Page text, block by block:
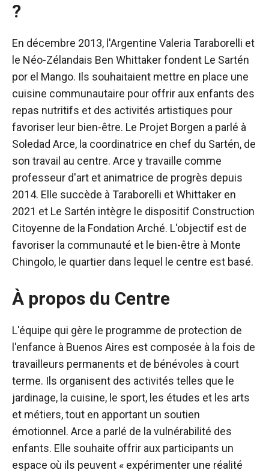
?
En décembre 2013, l'Argentine Valeria Taraborelli et
le Néo-Zélandais Ben Whittaker fondent Le Sartén
por el Mango. Ils souhaitaient mettre en place une
cuisine communautaire pour offrir aux enfants des
repas nutritifs et des activités artistiques pour
favoriser leur bien-être. Le Projet Borgen a parlé à
Soledad Arce, la coordinatrice en chef du Sartén, de
son travail au centre. Arce y travaille comme
professeur d'art et animatrice de progrès depuis
2014. Elle succède à Taraborelli et Whittaker en
2021 et Le Sartén intègre le dispositif Construction
Citoyenne de la Fondation Arché. L'objectif est de
favoriser la communauté et le bien-être à Monte
Chingolo, le quartier dans lequel le centre est basé.
À propos du Centre
L'équipe qui gère le programme de protection de
l'enfance à Buenos Aires est composée à la fois de
travailleurs permanents et de bénévoles à court
terme. Ils organisent des activités telles que le
jardinage, la cuisine, le sport, les études et les arts
et métiers, tout en apportant un soutien
émotionnel. Arce a parlé de la vulnérabilité des
enfants. Elle souhaite offrir aux participants un
espace où ils peuvent « expérimenter une réalité